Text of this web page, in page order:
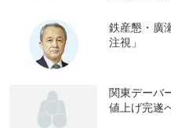
鉄産懇・廣
注視」
関東デーバ
値上げ完遂